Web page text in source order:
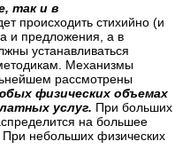
так и в
происходить стихийно (и
и предложения, а в
устанавливаться
Механизмы
рассмотрены
физических объемах
услуг. При больших
на большее
небольших физических